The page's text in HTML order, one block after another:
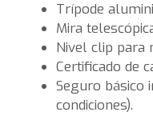
Trípode
Mira
Nivel clip para
Certificado de
Seguro básico
condiciones).